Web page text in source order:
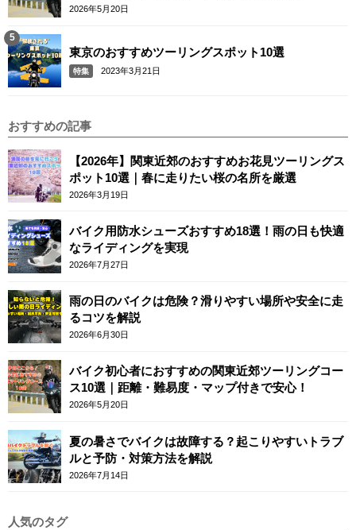
2026年5月20日
東京のおすすめツーリングスポット10選
特集 2023年3月21日
おすすめの記事
【2026年】関東近郊のおすすめお花見ツーリングス
ポット10選｜春に走りたい桜の名所を厳選
2026年3月19日
バイク用防水シューズおすすめ18選！雨の日も快適
なライディングを実現
2026年7月27日
雨の日のバイクは危険？滑りやすい場所や安全に走
るコツを解説
2026年6月30日
バイク初心者におすすめの関東近郊ツーリングコー
ス10選｜距離・難易度・マップ付きで安心！
2026年5月20日
夏の暑さでバイクは故障する？起こりやすいトラブ
ルと予防・対策方法を解説
2026年7月14日
人気のタグ